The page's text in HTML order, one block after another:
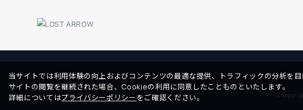
©
当サイトでは利用体験の向上およびコンテンツの最適な提供、トラフィックの分析を
サイトの閲覧を継続された場合、Cookieの利用に同意したことものといたします。
詳細についてはプライバシーポリシーをご確認ください。